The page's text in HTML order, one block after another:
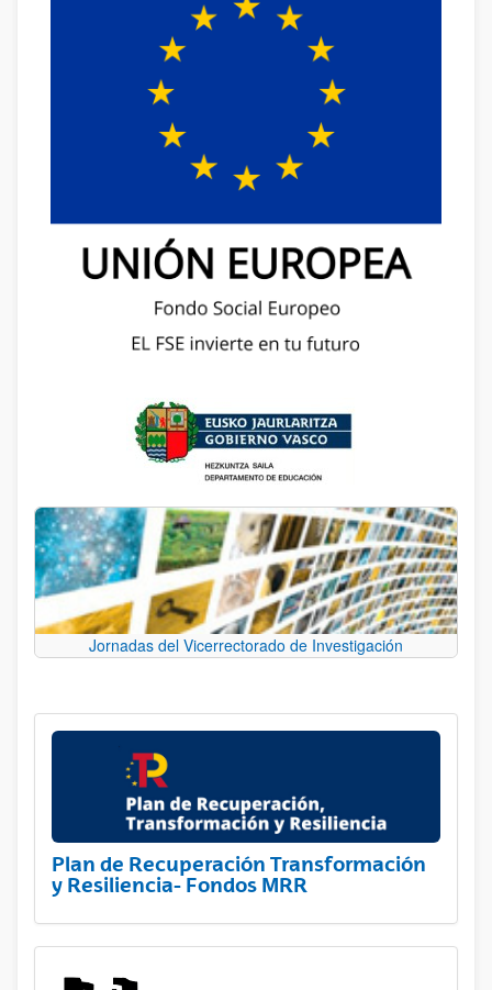
Jornadas del Vicerrectorado de Investigación
Plan de Recuperación Transformación
y Resiliencia- Fondos MRR